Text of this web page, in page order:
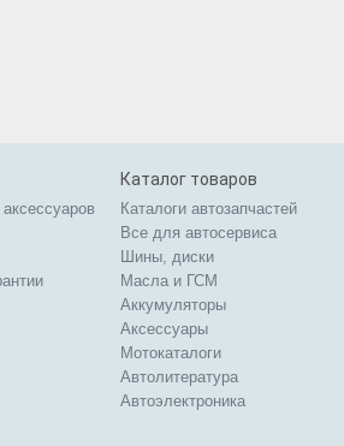
Каталог товаров
Каталоги автозапчастей
Все для автосервиса
Шины, диски
Масла и ГСМ
Аккумуляторы
Аксессуары
Мотокаталоги
Автолитература
Автоэлектроника